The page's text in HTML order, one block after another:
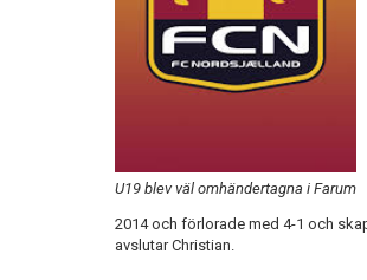
U19 blev väl omhändertagna i Farum
2014 och förlorade med 4-1 och
avslutar Christian.